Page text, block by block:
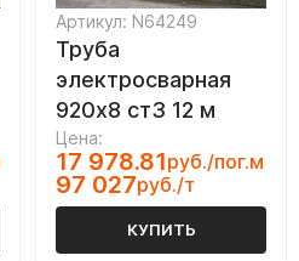
Артикул: N64249
Труба
электросварная
920х8 ст3 12 м
Цена:
17 978.81руб./пог.м
97 027руб./т
КУПИТЬ